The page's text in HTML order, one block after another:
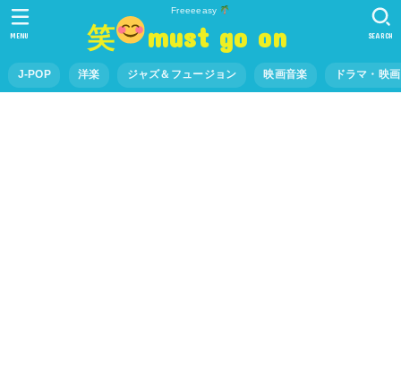
Freeeeasy
笑 must go on
J-POP 洋楽 ジャズ＆フュージョン 映画音楽 ドラマ・映
SEARCH
MENU